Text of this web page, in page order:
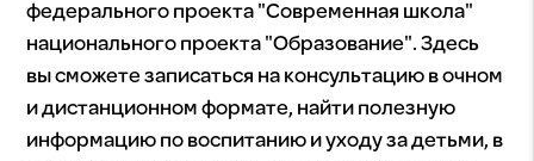
федерального проекта "Современная школа"
национального проекта "Образование". Здесь
вы сможете записаться на консультацию в очном
и дистанционном формате, найти полезную
информацию по воспитанию и уходу за детьми, в